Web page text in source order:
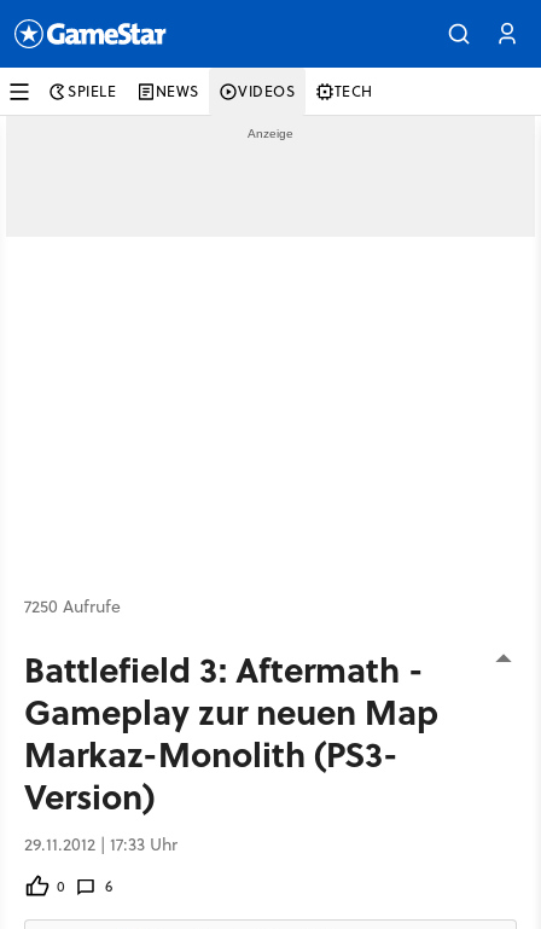
SPIELE NEWS VIDEOS TECH
7250 Aufrufe
Battlefield 3: Aftermath -
Gameplay zur neuen Map
Markaz-Monolith (PS3-
Version)
29.11.2012 | 17:33 Uhr
0 6